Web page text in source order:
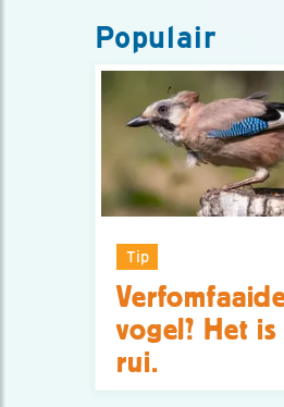
Populair
Tip
vogel? Het
rui.